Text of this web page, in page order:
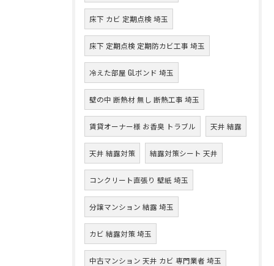
床下 カビ 定期点検 埼玉
床下 定期点検 定期防カビ工事 埼玉
冷えた部屋 GLボンド 埼玉
壁の中 断熱材 無し 断熱工事 埼玉
賃貸オーナー様 お香臭 トラブル 天井 結露
天井 結露対策 結露対策シート 天井
コンクリート直張り 壁紙 埼玉
分譲マンション 結露 埼玉
カビ 結露対策 埼玉
中古マンション 天井 カビ 専門業者 埼玉